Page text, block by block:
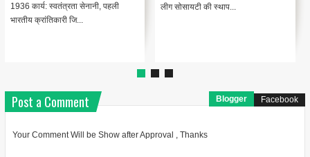
1936 कार्य: स्वतंत्रता सेनानी, पहली
भारतीय क्रांतिकारी जि...
लीग सोसायटी की स्थाप...
Post a Comment Blogger Facebook
Your Comment Will be Show after Approval , Thanks